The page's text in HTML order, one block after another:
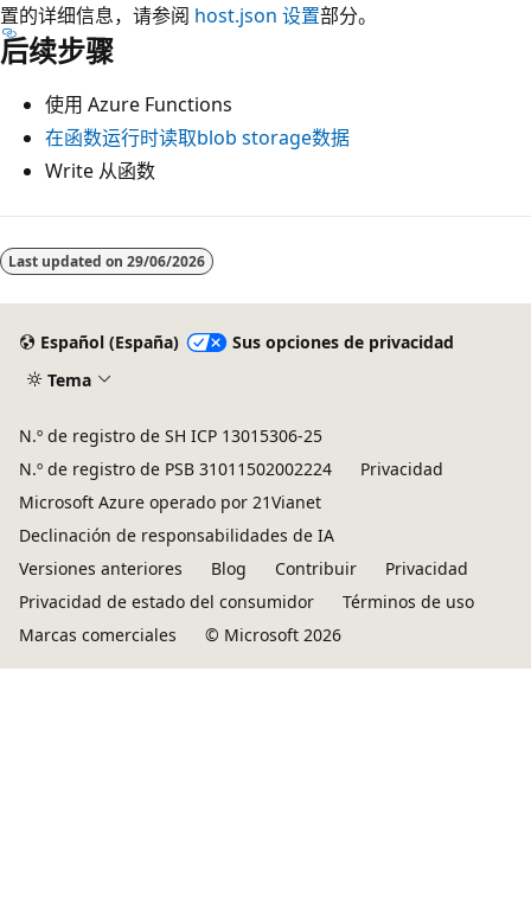
置的详细信息，请参阅 host.json 设置部分。
后续步骤
使用 Azure Functions
在函数运行时读取blob storage数据
Write 从函数
Last updated on 29/06/2026
Español (España)
Sus opciones de privacidad
Tema
N.º de registro de SH ICP 13015306-25
N.º de registro de PSB 31011502002224
Privacidad
Microsoft Azure operado por 21Vianet
Declinación de responsabilidades de IA
Versiones anteriores
Blog Contribuir
Privacidad
Privacidad de estado del consumidor
Términos de uso
Marcas comerciales
© Microsoft 2026